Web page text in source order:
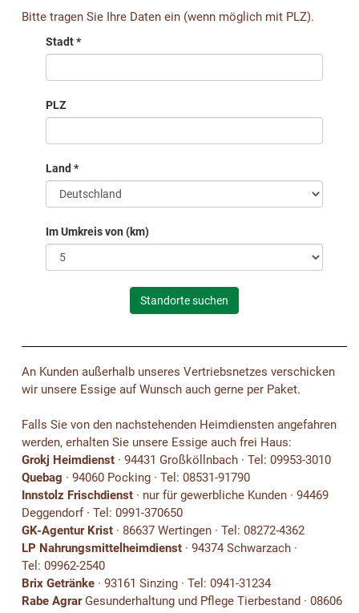
Bitte tragen Sie Ihre Daten ein (wenn möglich mit PLZ).
Stadt *
PLZ
Land *
Im Umkreis von (km)
An Kunden außerhalb unseres Vertriebsnetzes verschicken
wir unsere Essige auf Wunsch auch gerne per Paket.
Falls Sie von den nachstehenden Heimdiensten angefahren
werden, erhalten Sie unsere Essige auch frei Haus:
Grokj Heimdienst · 94431 Großköllnbach · Tel: 09953-3010
Quebag · 94060 Pocking · Tel: 08531-91790
Innstolz Frischdienst · nur für gewerbliche Kunden · 94469
Deggendorf · Tel: 0991-370650
GK-Agentur Krist · 86637 Wertingen · Tel: 08272-4362
LP Nahrungsmittelheimdienst · 94374 Schwarzach ·
Tel: 09962-2540
Brix Getränke · 93161 Sinzing · Tel: 0941-31234
Rabe AgrarGesunderhaltung und Pflege Tierbestand · 08606